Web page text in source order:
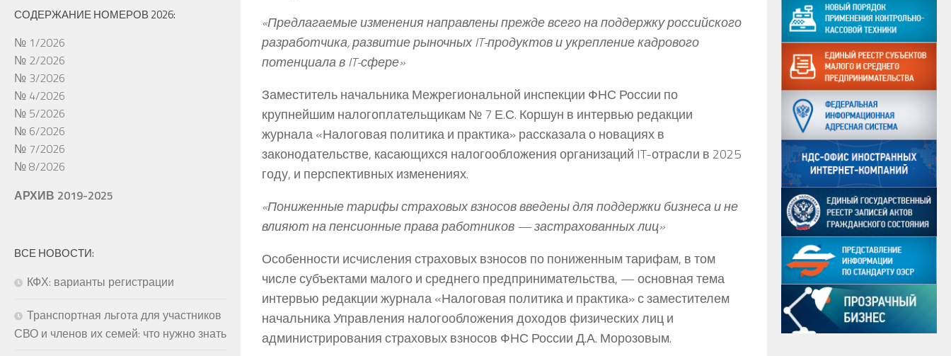
«Предлагаемые изменения направлены прежде всего на поддержку российского
разработчика, развитие рыночных IT-продуктов и укрепление кадрового
потенциала в IT-сфере»
Заместитель начальника Межрегиональной инспекции ФНС России по
крупнейшим налогоплательщикам № 7 Е.С. Коршун в интервью редакции
журнала «Налоговая политика и практика» рассказала о новациях в
законодательстве, касающихся налогообложения организаций IT-отрасли в 2025
году, и перспективных изменениях.
«Пониженные тарифы страховых взносов введены для поддержки бизнеса и не
влияют на пенсионные права работников — застрахованных лиц»
Особенности исчисления страховых взносов по пониженным тарифам, в том
числе субъектами малого и среднего предпринимательства, — основная тема
интервью редакции журнала «Налоговая политика и практика» с заместителем
начальника Управления налогообложения доходов физических лиц и
администрирования страховых взносов ФНС России Д.А. Морозовым.
СОДЕРЖАНИЕ НОМЕРОВ 2026:
№ 1/2026
№ 2/2026
№ 3/2026
№ 4/2026
№ 5/2026
№ 6/2026
№ 7/2026
№ 8/2026
АРХИВ 2019-2025
ВСЕ НОВОСТИ:
КФХ: варианты регистрации
Транспортная льгота для участников
СВО и членов их семей: что нужно знать